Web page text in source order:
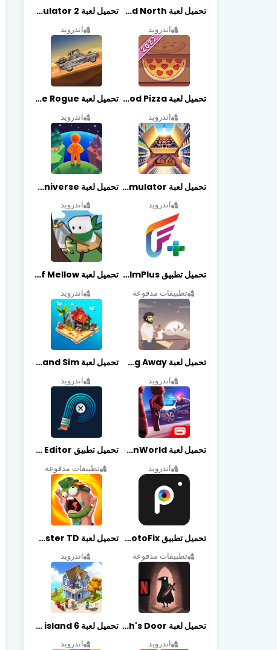
تحميل لعبة Bad North مهكرة آخر إصدار
اندرويد
تحميل لعبة Vegas crime simulator 2 مهكرة اخر اصدار
اندرويد
تحميل لعبة Good Pizza مهكرة اخر اصدار
اندرويد
تحميل لعبة Earn to Die Rogue مهكرة اخر اصدار
اندرويد
تحميل لعبة Retail Store Simulator مهكرة اخر اصدار
اندرويد
تحميل لعبة My Little Universe مهكرة أخر إصدار
اندرويد
تحميل تطبيق FilmPlus أخر إصدار
تطبيقات مدفوعة
تحميل لعبة Life of Mellow مهكرة أخر إصدار
اندرويد
تحميل لعبة Casting Away مهكرة أخر إصدار
اندرويد
تحميل لعبة Fantasy Island Sim مهكرة أخر إصدار
اندرويد
تحميل لعبة Gangstar New Orleans OpenWorld مهكرة أخر إصدار
اندرويد
تحميل تطبيق Retouch Remove Objects Editor مهكرة اخر إصدار
تطبيقات مدفوعة
تحميل تطبيق PhotoFix مهكر آخر إصدار
تطبيقات مدفوعة
تحميل لعبة Candy Disaster TD مهكرة اخر إصدار
اندرويد
تحميل لعبة Death's Door مهكرة أخر إصدار
اندرويد
تحميل لعبة city island 6 مهكرة أخر إصدار
اندرويد